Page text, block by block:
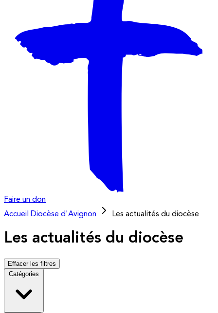
Faire un don
Accueil
Diocèse d'Avignon Les actualités du diocèse
Les actualités du diocèse
Effacer les filtres
Catégories